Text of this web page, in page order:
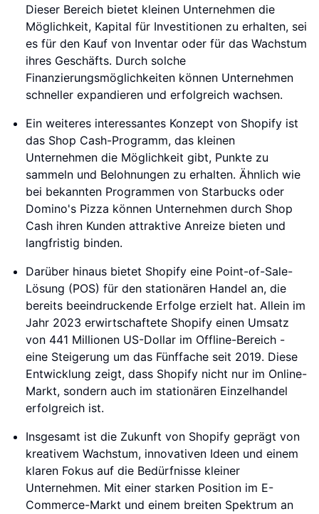
Dieser Bereich bietet kleinen Unternehmen die
Möglichkeit, Kapital für Investitionen zu erhalten, sei
es für den Kauf von Inventar oder für das Wachstum
ihres Geschäfts. Durch solche
Finanzierungsmöglichkeiten können Unternehmen
schneller expandieren und erfolgreich wachsen.
Ein weiteres interessantes Konzept von Shopify ist
das Shop Cash-Programm, das kleinen
Unternehmen die Möglichkeit gibt, Punkte zu
sammeln und Belohnungen zu erhalten. Ähnlich wie
bei bekannten Programmen von Starbucks oder
Domino's Pizza können Unternehmen durch Shop
Cash ihren Kunden attraktive Anreize bieten und
langfristig binden.
Darüber hinaus bietet Shopify eine Point-of-Sale-
Lösung (POS) für den stationären Handel an, die
bereits beeindruckende Erfolge erzielt hat. Allein im
Jahr 2023 erwirtschaftete Shopify einen Umsatz
von 441 Millionen US-Dollar im Offline-Bereich -
eine Steigerung um das Fünffache seit 2019. Diese
Entwicklung zeigt, dass Shopify nicht nur im Online-
Markt, sondern auch im stationären Einzelhandel
erfolgreich ist.
Insgesamt ist die Zukunft von Shopify geprägt von
kreativem Wachstum, innovativen Ideen und einem
klaren Fokus auf die Bedürfnisse kleiner
Unternehmen. Mit einer starken Position im E-
Commerce-Markt und einem breiten Spektrum an